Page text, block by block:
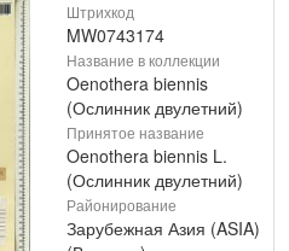
Штрихкод
MW0743174
Название в коллекции
Oenothera biennis
(Ослинник двулетний)
Принятое название
Oenothera biennis L.
(Ослинник двулетний)
Районирование
Зарубежная Азия (ASIA)